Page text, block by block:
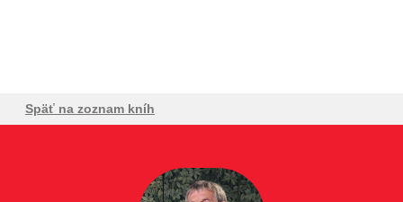
Späť na zoznam kníh